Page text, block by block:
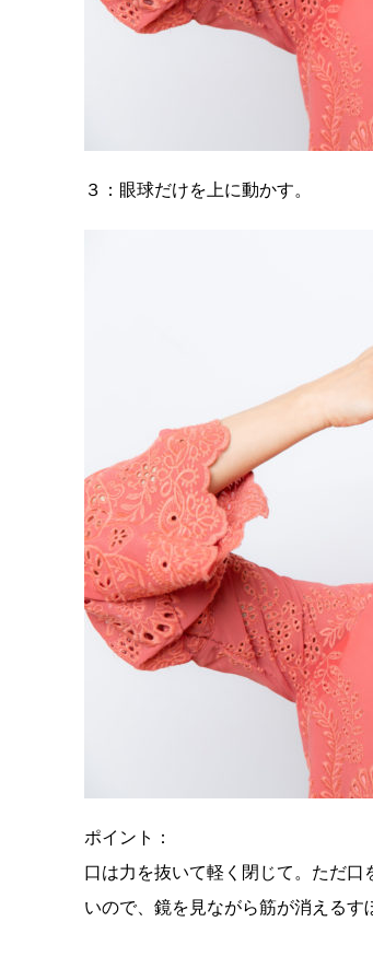
３：眼球だけを上に動かす。
ポイント：
口は力を抜いて軽く閉じて。ただ
いので、鏡を見ながら筋が消えるす